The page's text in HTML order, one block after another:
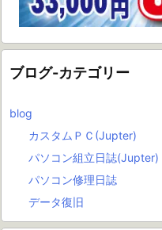
ブログ-カテゴリー
blog
カスタムＰＣ(Jupter)
パソコン組立日誌(Jupter)
パソコン修理日誌
データ復旧